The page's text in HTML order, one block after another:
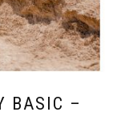
BASIC –